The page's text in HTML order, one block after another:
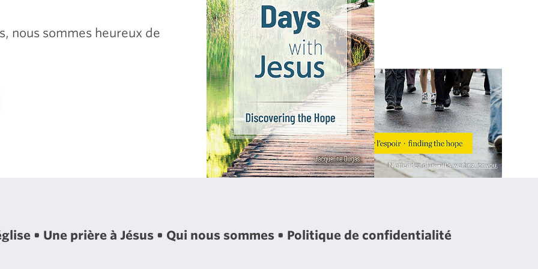
nous sommes heureux de
Une prière à Jésus Qui nous sommes Politique de confidentialité